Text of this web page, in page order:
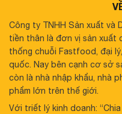
Công ty TNHH Sản xuất và
tiền thân là đơn vị sản xuất
thống chuỗi Fastfood, đại
quốc. Nay bên cạnh cơ sở
còn là nhà nhập khẩu, nhà
phẩm lớn trên thế giới.
Với triết lý kinh doanh: